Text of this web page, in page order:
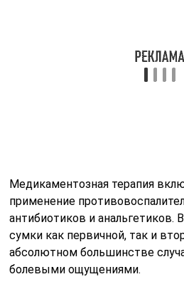
Медикаментозная терапия
применение
антибиотиков и анальгетиков.
сумки как первичной, так и
абсолютном большинстве
болевыми ощущениями.